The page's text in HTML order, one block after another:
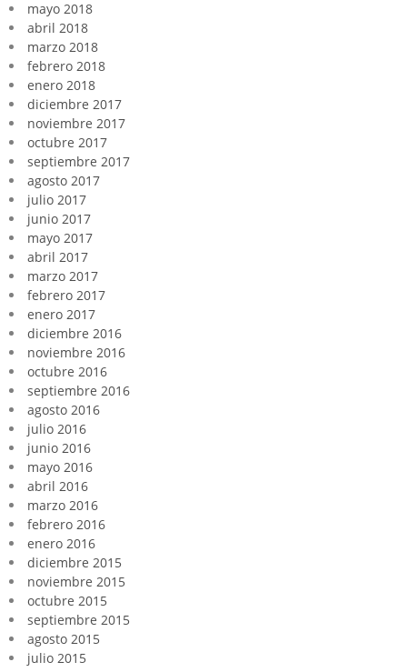
mayo 2018
abril 2018
marzo 2018
febrero 2018
enero 2018
diciembre 2017
noviembre 2017
octubre 2017
septiembre 2017
agosto 2017
julio 2017
junio 2017
mayo 2017
abril 2017
marzo 2017
febrero 2017
enero 2017
diciembre 2016
noviembre 2016
octubre 2016
septiembre 2016
agosto 2016
julio 2016
junio 2016
mayo 2016
abril 2016
marzo 2016
febrero 2016
enero 2016
diciembre 2015
noviembre 2015
octubre 2015
septiembre 2015
agosto 2015
julio 2015